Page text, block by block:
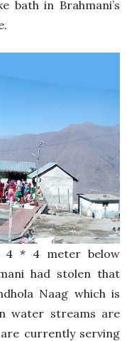
bath in Brahmani’s
4 * 4 meter below
had stolen that
Naag which is
water streams are
currently serving